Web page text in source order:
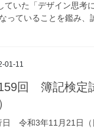
ていた「デザイン思考
っていることを鑑み
01-11
回 簿記検定
日 令和3年11月21日（